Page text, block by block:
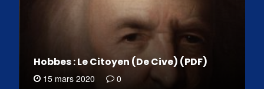
Hobbes : Le Citoyen (De Cive) (PDF)
15 mars 2020 0